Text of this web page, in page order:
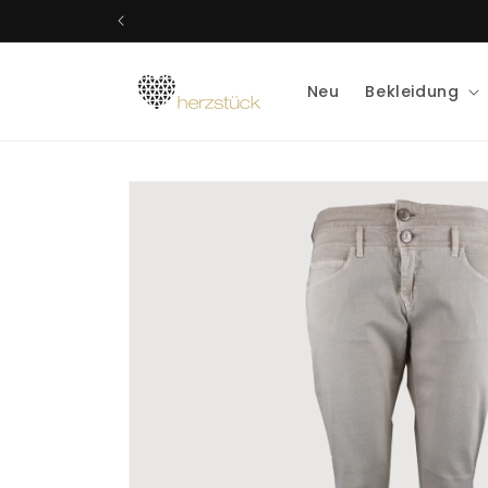
Inhalt
Neu Bekleidung